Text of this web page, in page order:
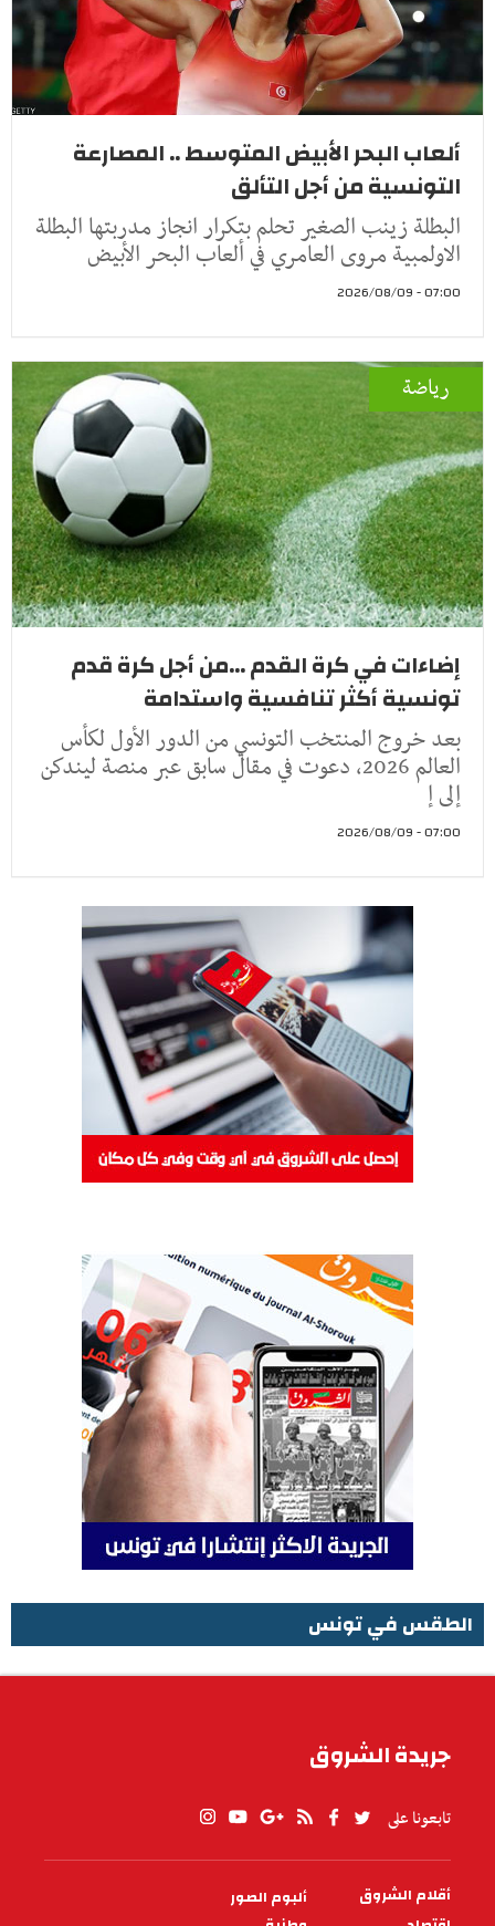
ألعاب البحر الأبيض المتوسط .. المصارعة
التونسية من أجل التألق
البطلة زينب الصغير تحلم بتكرار انجاز مدربتها البطلة
الاولمبية مروى العامري في ألعاب البحر الأبيض
07:00 - 2026/08/09
رياضة
إضاءات في كرة القدم ...من أجل كرة قدم
تونسية أكثر تنافسية واستدامة
بعد خروج المنتخب التونسي من الدور الأول لكأس
العالم 2026، دعوت في مقال سابق عبر منصة ليندكن
إلى إ
07:00 - 2026/08/09
الطقس في تونس
جريدة الشروق
تابعونا على
PIED
أقلام الشروق
ألبوم الصور